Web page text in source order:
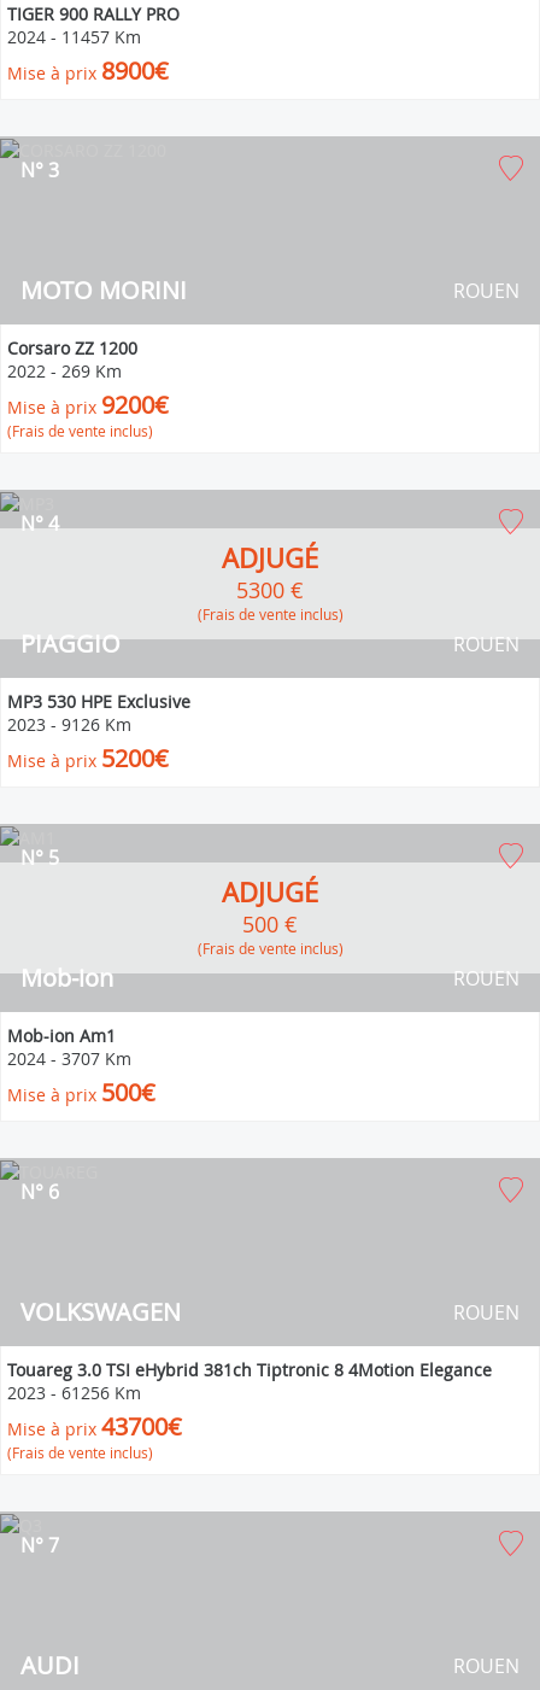
TIGER 900 RALLY PRO
2024 - 11457 Km
Mise à prix 8900€
MOTO MORINI
N° 3
ROUEN
Corsaro ZZ 1200
2022 - 269 Km
Mise à prix 9200€
(Frais de vente inclus)
PIAGGIO
N° 4
ROUEN
ADJUGÉ
5300 €
(Frais de vente inclus)
MP3 530 HPE Exclusive
2023 - 9126 Km
Mise à prix 5200€
Mob-ion
N° 5
ROUEN
ADJUGÉ
500 €
(Frais de vente inclus)
Mob-ion Am1
2024 - 3707 Km
Mise à prix 500€
VOLKSWAGEN
N° 6
ROUEN
Touareg 3.0 TSI eHybrid 381ch Tiptronic 8 4Motion Elegance
2023 - 61256 Km
Mise à prix 43700€
(Frais de vente inclus)
AUDI
N° 7
ROUEN